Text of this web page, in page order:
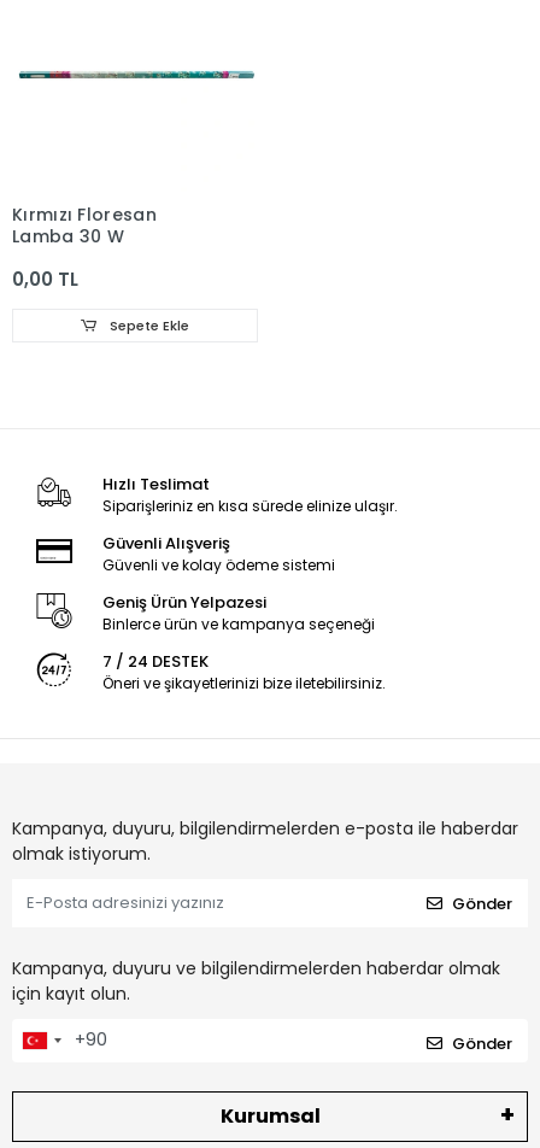
Kırmızı Floresan
Lamba 30 W
0,00 TL
Sepete Ekle
Hızlı Teslimat
Siparişleriniz en kısa sürede elinize ulaşır.
Güvenli Alışveriş
Güvenli ve kolay ödeme sistemi
Geniş Ürün Yelpazesi
Binlerce ürün ve kampanya seçeneği
7 / 24 DESTEK
Öneri ve şikayetlerinizi bize iletebilirsiniz.
Kampanya, duyuru, bilgilendirmelerden e-posta ile haberdar
olmak istiyorum.
Gönder
Kampanya, duyuru ve bilgilendirmelerden haberdar olmak
için kayıt olun.
Gönder
Kurumsal